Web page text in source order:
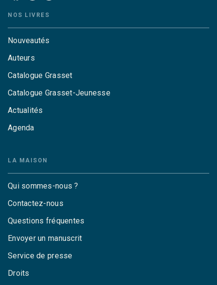
NOS LIVRES
Nouveautés
Auteurs
Catalogue Grasset
Catalogue Grasset-Jeunesse
Actualités
Agenda
LA MAISON
Qui sommes-nous ?
Contactez-nous
Questions fréquentes
Envoyer un manuscrit
Service de presse
Droits